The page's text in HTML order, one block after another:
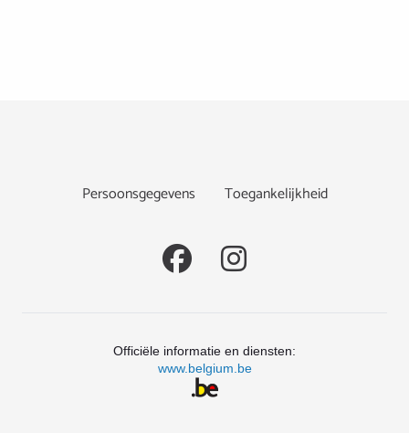
Persoonsgegevens Toegankelijkheid
Officiële informatie en diensten:
www.belgium.be